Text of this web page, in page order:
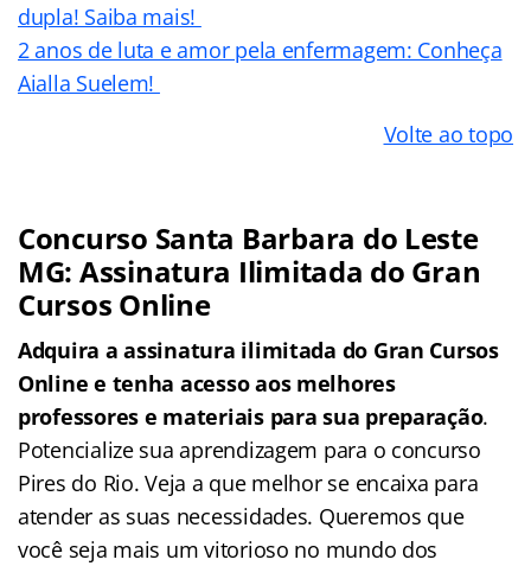
dupla! Saiba mais!
2 anos de luta e amor pela enfermagem: Conheça
Aialla Suelem!
Volte ao topo
Concurso Santa Barbara do Leste
MG: Assinatura Ilimitada do Gran
Cursos Online
Adquira a assinatura ilimitada do Gran Cursos
Online e tenha acesso aos melhores
professores e materiais para sua preparação.
Potencialize sua aprendizagem para o concurso
Pires do Rio. Veja a que melhor se encaixa para
atender as suas necessidades. Queremos que
você seja mais um vitorioso no mundo dos